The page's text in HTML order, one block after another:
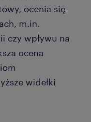
ocenia się
m.in.
czy wpływu na
ocena
widełki